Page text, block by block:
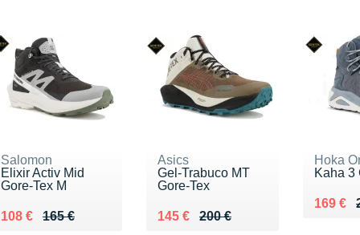
Salomon
Elixir Activ Mid
Gore-Tex M
165 €
Au lieu de 165 €
108 €
Vendu 108 €
Asics
Gel-Trabuco MT
Gore-Tex
200 €
Au lieu de 200 €
145 €
Vendu 145 €
Hoka
Kaha 3
Au lieu
169 €
Vendu